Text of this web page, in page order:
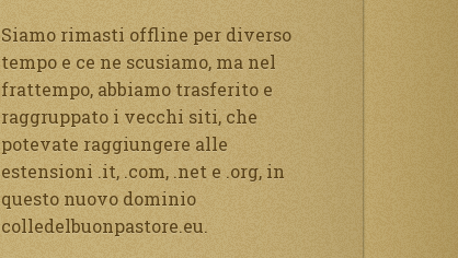
Siamo rimasti offline per diverso
tempo e ce ne scusiamo, ma nel
frattempo, abbiamo trasferito e
raggruppato i vecchi siti, che
potevate raggiungere alle
estensioni .it, .com, .net e .org, in
questo nuovo dominio
colledelbuonpastore.eu.